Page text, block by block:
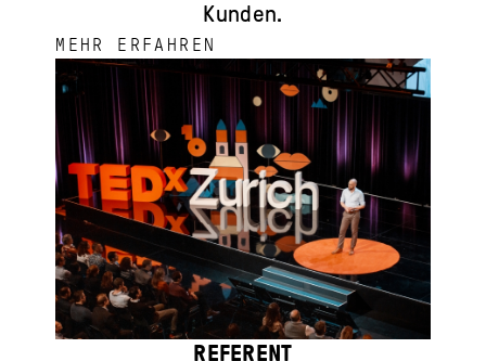
Kunden.
MEHR ERFAHREN
REFERENT